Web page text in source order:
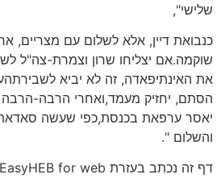
שלישי",
כנבואת דיין, אלא לשלום עם מצריים,
שוקמה.אם יצליחו שרון וצמרת-צה"ל
את האינתיפאדה, זה לא יביא
הסתם, יחזיק מעמד,ואחרי הרבה-הרבה
יאסר ערפאת בכנסת,כפי שעשה
והשלום ".
דף זה נכתב בעזרת EasyHEB for web